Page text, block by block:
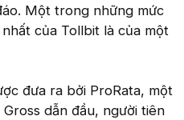
Một trong những mức
của Tollbit là của một
đưa ra bởi ProRata, một
dẫn đầu, người tiên